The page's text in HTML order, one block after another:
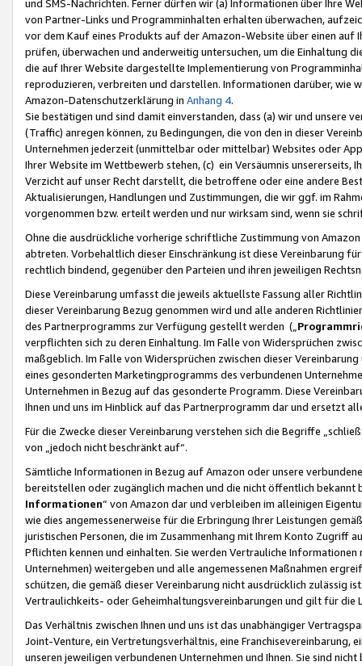
und SMS-Nachrichten. Ferner dürfen wir (a) Informationen über Ihre
von Partner-Links und Programminhalten erhalten überwachen,
vor dem Kauf eines Produkts auf der Amazon-Website über einen
prüfen, überwachen und anderweitig untersuchen, um die Einhaltung
die auf Ihrer Website dargestellte Implementierung von
reproduzieren, verbreiten und darstellen. Informationen darüber, wie
Amazon-Datenschutzerklärung in Anhang 4.
Sie bestätigen und sind damit einverstanden, dass (a) wir und
(Traffic) anregen können, zu Bedingungen, die von den in dieser
Unternehmen jederzeit (unmittelbar oder mittelbar) Websites oder
Ihrer Website im Wettbewerb stehen, (c) ein Versäumnis unsererseits,
Verzicht auf unser Recht darstellt, die betroffene oder eine andere
Aktualisierungen, Handlungen und Zustimmungen, die wir ggf. im
vorgenommen bzw. erteilt werden und nur wirksam sind, wenn sie
Ohne die ausdrückliche vorherige schriftliche Zustimmung von
abtreten. Vorbehaltlich dieser Einschränkung ist diese Vereinbarung
rechtlich bindend, gegenüber den Parteien und ihren jeweiligen
Diese Vereinbarung umfasst die jeweils aktuellste Fassung aller
dieser Vereinbarung Bezug genommen wird und alle anderen
des Partnerprogramms zur Verfügung gestellt werden („
verpflichten sich zu deren Einhaltung. Im Falle von Widersprüchen
maßgeblich. Im Falle von Widersprüchen zwischen dieser
eines gesonderten Marketingprogramms des verbundenen
Unternehmen in Bezug auf das gesonderte Programm. Diese
Ihnen und uns im Hinblick auf das Partnerprogramm dar und ersetzt
Für die Zwecke dieser Vereinbarung verstehen sich die Begriffe
von „jedoch nicht beschränkt auf“.
Sämtliche Informationen in Bezug auf Amazon oder unsere
bereitstellen oder zugänglich machen und die nicht öffentlich
Informationen“ von Amazon dar und verbleiben im alleinigen
wie dies angemessenerweise für die Erbringung Ihrer Leistungen
juristischen Personen, die im Zusammenhang mit Ihrem Konto
Pflichten kennen und einhalten. Sie werden Vertrauliche
Unternehmen) weitergeben und alle angemessenen Maßnahmen
schützen, die gemäß dieser Vereinbarung nicht ausdrücklich zulässig
Vertraulichkeits- oder Geheimhaltungsvereinbarungen und gilt für die
Das Verhältnis zwischen Ihnen und uns ist das unabhängiger
Joint-Venture, ein Vertretungsverhältnis, eine Franchisevereinbarung,
unseren jeweiligen verbundenen Unternehmen und Ihnen. Sie sind